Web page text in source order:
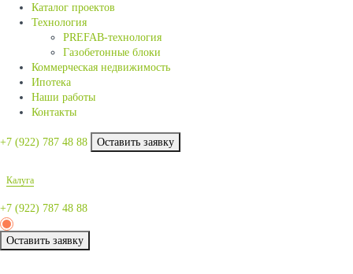
Каталог проектов
Технология
PREFAB-технология
Газобетонные блоки
Коммерческая недвижимость
Ипотека
Наши работы
Контакты
+7 (922) 787 48 88 Оставить заявку
Калуга
+7 (922) 787 48 88
Оставить заявку